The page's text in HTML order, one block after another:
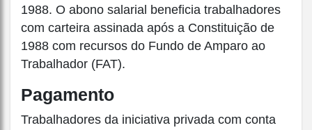
1988. O abono salarial beneficia trabalhadores
com carteira assinada após a Constituição de
1988 com recursos do Fundo de Amparo ao
Trabalhador (FAT).
Pagamento
Trabalhadores da iniciativa privada com conta